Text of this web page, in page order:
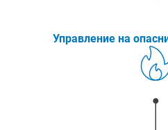
Управление на